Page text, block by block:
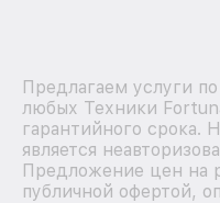
Предлагаем услуги
любых Техники
гарантийного
является
Предложение цен на
публичной офертой,